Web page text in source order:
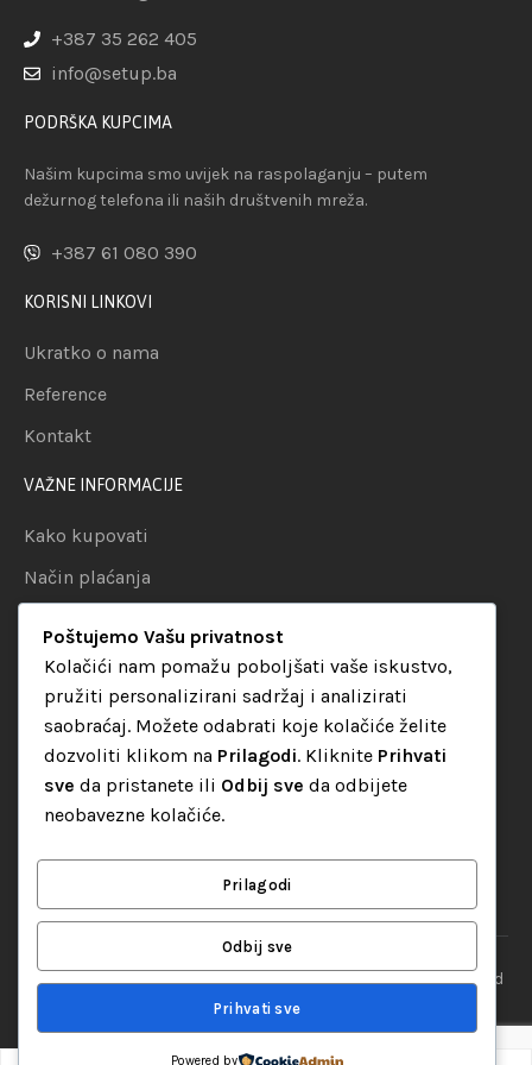
+387 35 262 405
info@setup.ba
PODRŠKA KUPCIMA
Našim kupcima smo uvijek na raspolaganju – putem
dežurnog telefona ili naših društvenih mreža.
+387 61 080 390
KORISNI LINKOVI
Ukratko o nama
Reference
Kontakt
VAŽNE INFORMACIJE
Kako kupovati
Način plaćanja
Politika privatnosti
KATEGORIJE
Audio oprema
LED dekorativna rasvjeta
“Set Up S” d.o.o. Tuzla, sva prava pridržana© 2026 || Designed
Poštujemo Vašu privatnost
Kolačići nam pomažu poboljšati vaše iskustvo,
pružiti personalizirani sadržaj i analizirati
saobraćaj. Možete odabrati koje kolačiće želite
dozvoliti klikom na Prilagodi. Kliknite Prihvati
sve da pristanete ili Odbij sve da odbijete
neobavezne kolačiće.
Prilagodi
Odbij sve
Prihvati sve
Powered by